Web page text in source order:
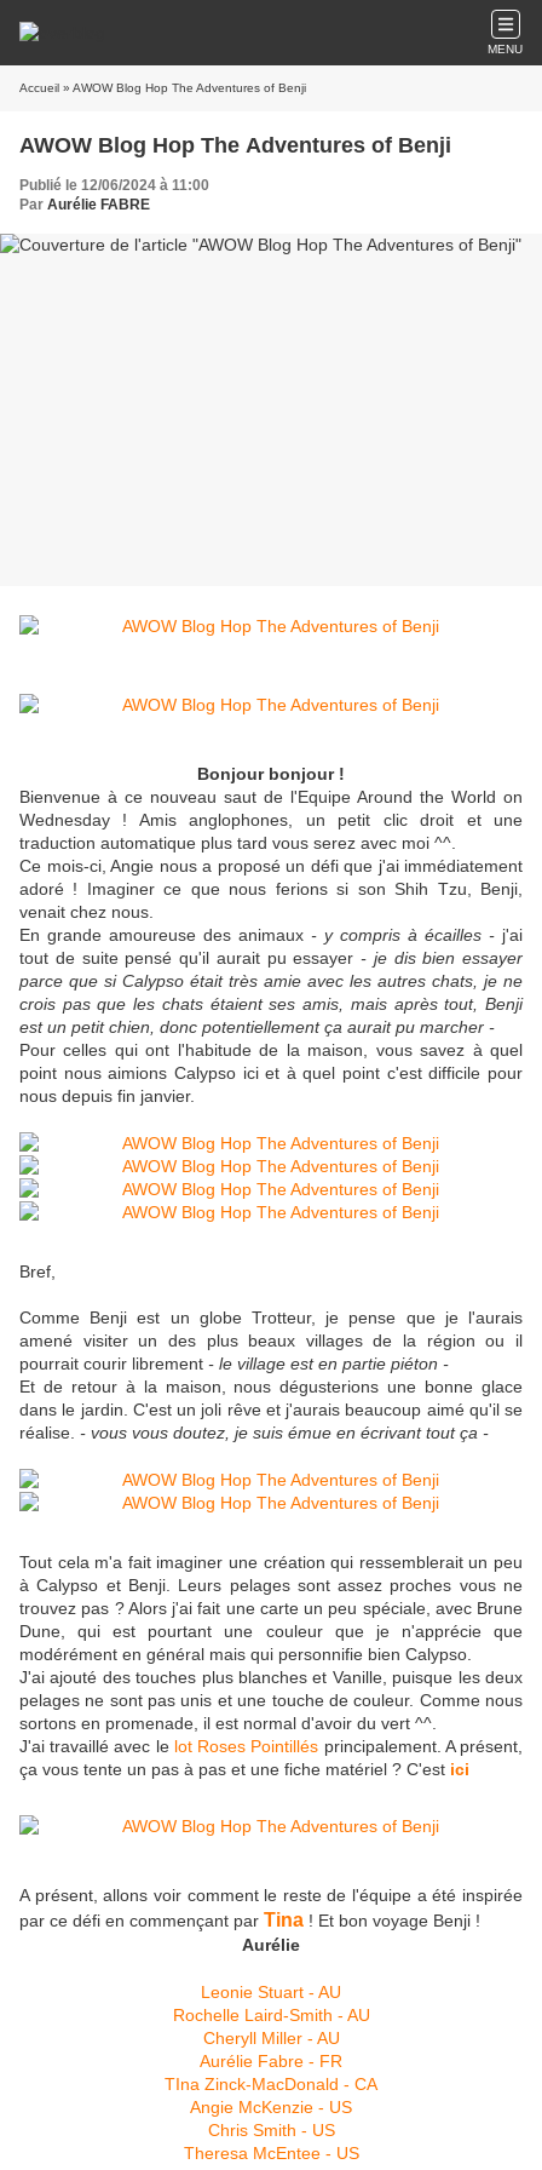
MENU
Accueil » AWOW Blog Hop The Adventures of Benji
AWOW Blog Hop The Adventures of Benji
Publié le 12/06/2024 à 11:00
Par Aurélie FABRE
Bonjour bonjour !
Bienvenue à ce nouveau saut de l'Equipe Around the World on
Wednesday ! Amis anglophones, un petit clic droit et une
traduction automatique plus tard vous serez avec moi ^^.
Ce mois-ci, Angie nous a proposé un défi que j'ai immédiatement
adoré ! Imaginer ce que nous ferions si son Shih Tzu, Benji,
venait chez nous.
En grande amoureuse des animaux - y compris à écailles - j'ai
tout de suite pensé qu'il aurait pu essayer - je dis bien essayer
parce que si Calypso était très amie avec les autres chats, je ne
crois pas que les chats étaient ses amis, mais après tout, Benji
est un petit chien, donc potentiellement ça aurait pu marcher -
Pour celles qui ont l'habitude de la maison, vous savez à quel
point nous aimions Calypso ici et à quel point c'est difficile pour
nous depuis fin janvier.
Bref,
Comme Benji est un globe Trotteur, je pense que je l'aurais
amené visiter un des plus beaux villages de la région ou il
pourrait courir librement - le village est en partie piéton -
Et de retour à la maison, nous dégusterions une bonne glace
dans le jardin. C'est un joli rêve et j'aurais beaucoup aimé qu'il se
réalise. - vous vous doutez, je suis émue en écrivant tout ça -
Tout cela m'a fait imaginer une création qui ressemblerait un peu
à Calypso et Benji. Leurs pelages sont assez proches vous ne
trouvez pas ? Alors j'ai fait une carte un peu spéciale, avec Brune
Dune, qui est pourtant une couleur que je n'apprécie que
modérément en général mais qui personnifie bien Calypso.
J'ai ajouté des touches plus blanches et Vanille, puisque les deux
pelages ne sont pas unis et une touche de couleur. Comme nous
sortons en promenade, il est normal d'avoir du vert ^^.
J'ai travaillé avec lelot Roses Pointillés principalement. A présent,
ça vous tente un pas à pas et une fiche matériel ? C'est ici
A présent, allons voir comment le reste de l'équipe a été inspirée
par ce défi en commençant par Tina ! Et bon voyage Benji !
Aurélie
Leonie Stuart - AU
Rochelle Laird-Smith - AU
Cheryll Miller - AU
Aurélie Fabre - FR
TIna Zinck-MacDonald - CA
Angie McKenzie - US
Chris Smith - US
Theresa McEntee - US